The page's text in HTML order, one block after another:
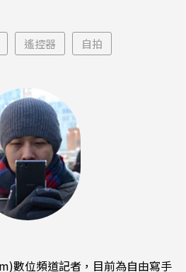
遙控器 自拍
數位頻道記者，目前為自由寫手